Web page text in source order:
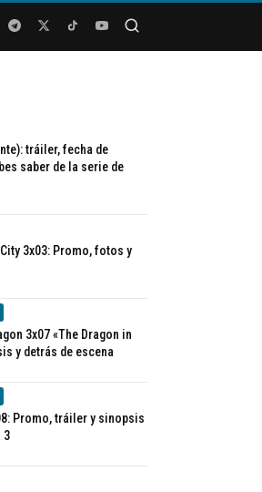
tráiler, fecha de
saber de la serie de
3x03: Promo, fotos y
3x07 «The Dragon in
y detrás de escena
Promo, tráiler y sinopsis
3